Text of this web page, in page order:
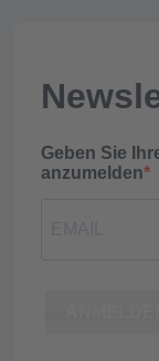
Geben Sie
anzumelden